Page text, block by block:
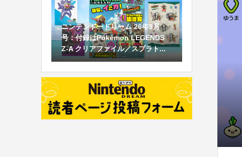
ニンテンドードリーム 26年9月
号：付録はPokémon LEGENDS
Z-A クリアファイル／スプラト...